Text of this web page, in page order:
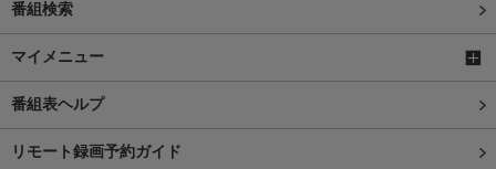
番組検索
マイメニュー
番組表ヘルプ
リモート録画予約ガイド